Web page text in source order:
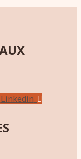
Linkedin